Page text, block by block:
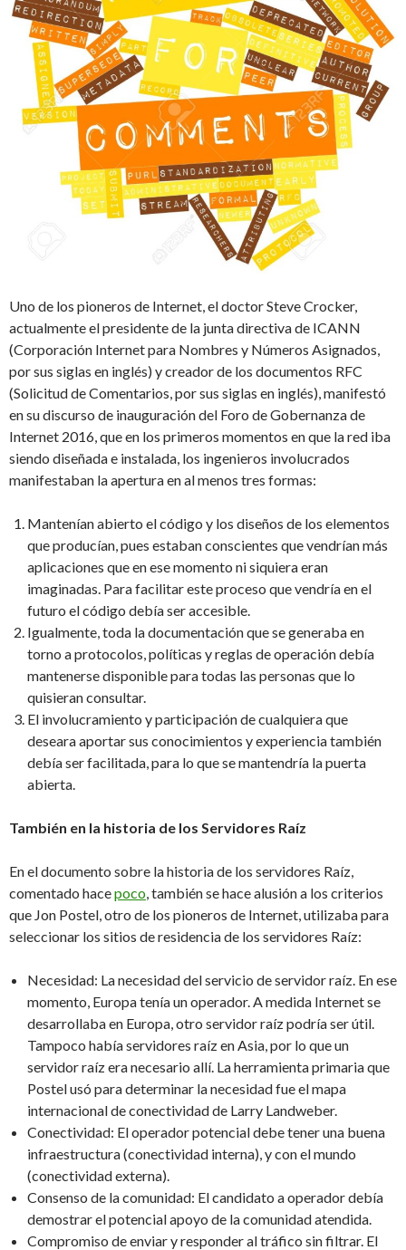
Uno de los pioneros de Internet, el doctor Steve Crocker,
actualmente el presidente de la junta directiva de ICANN
(Corporación Internet para Nombres y Números Asignados,
por sus siglas en inglés) y creador de los documentos RFC
(Solicitud de Comentarios, por sus siglas en inglés), manifestó
en su discurso de inauguración del Foro de Gobernanza de
Internet 2016, que en los primeros momentos en que la red iba
siendo diseñada e instalada, los ingenieros involucrados
manifestaban la apertura en al menos tres formas:
Mantenían abierto el código y los diseños de los elementos
que producían, pues estaban conscientes que vendrían más
aplicaciones que en ese momento ni siquiera eran
imaginadas. Para facilitar este proceso que vendría en el
futuro el código debía ser accesible.
Igualmente, toda la documentación que se generaba en
torno a protocolos, políticas y reglas de operación debía
mantenerse disponible para todas las personas que lo
quisieran consultar.
El involucramiento y participación de cualquiera que
deseara aportar sus conocimientos y experiencia también
debía ser facilitada, para lo que se mantendría la puerta
abierta.
También en la historia de los Servidores Raíz
En el documento sobre la historia de los servidores Raíz,
comentado hacepoco, también se hace alusión a los criterios
que Jon Postel, otro de los pioneros de Internet, utilizaba para
seleccionar los sitios de residencia de los servidores Raíz:
Necesidad: La necesidad del servicio de servidor raíz. En ese
momento, Europa tenía un operador. A medida Internet se
desarrollaba en Europa, otro servidor raíz podría ser útil.
Tampoco había servidores raíz en Asia, por lo que un
servidor raíz era necesario allí. La herramienta primaria que
Postel usó para determinar la necesidad fue el mapa
internacional de conectividad de Larry Landweber.
Conectividad: El operador potencial debe tener una buena
infraestructura (conectividad interna), y con el mundo
(conectividad externa).
Consenso de la comunidad: El candidato a operador debía
demostrar el potencial apoyo de la comunidad atendida.
Compromiso de enviar y responder al tráfico sin filtrar. El